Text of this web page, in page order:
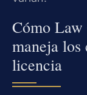
Cómo Law
maneja los
licencia